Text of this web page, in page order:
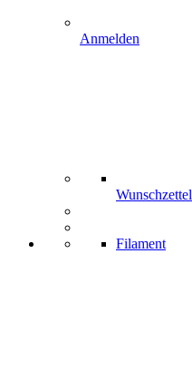
Anmelden
Wunschzettel
Filament